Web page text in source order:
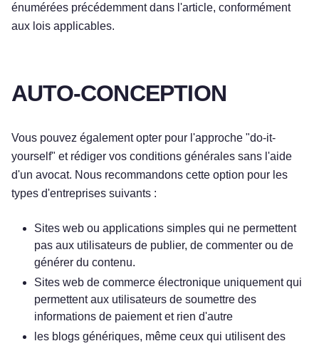
énumérées précédemment dans l'article, conformément
aux lois applicables.
AUTO-CONCEPTION
Vous pouvez également opter pour l'approche "do-it-
yourself" et rédiger vos conditions générales sans l'aide
d'un avocat. Nous recommandons cette option pour les
types d'entreprises suivants :
Sites web ou applications simples qui ne permettent
pas aux utilisateurs de publier, de commenter ou de
générer du contenu.
Sites web de commerce électronique uniquement qui
permettent aux utilisateurs de soumettre des
informations de paiement et rien d'autre
les blogs génériques, même ceux qui utilisent des